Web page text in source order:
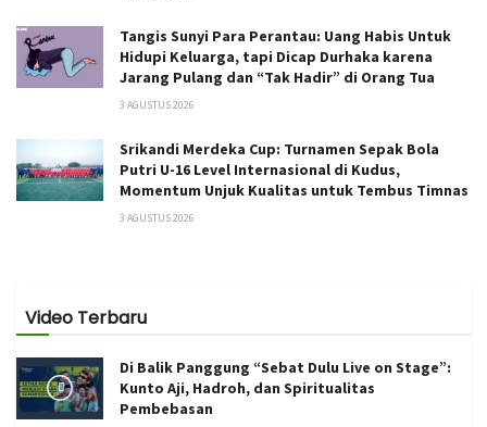
Tangis Sunyi Para Perantau: Uang Habis Untuk
Hidupi Keluarga, tapi Dicap Durhaka karena
Jarang Pulang dan “Tak Hadir” di Orang Tua
3 AGUSTUS 2026
Srikandi Merdeka Cup: Turnamen Sepak Bola
Putri U-16 Level Internasional di Kudus,
Momentum Unjuk Kualitas untuk Tembus Timnas
3 AGUSTUS 2026
Video Terbaru
Di Balik Panggung “Sebat Dulu Live on Stage”:
Kunto Aji, Hadroh, dan Spiritualitas
Pembebasan